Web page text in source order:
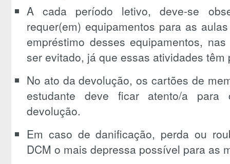
A cada período letivo, deve-se
requer(em) equipamentos para as
empréstimo desses equipamentos,
ser evitado, já que essas atividades têm
No ato da devolução, os cartões de
estudante deve ficar atento/a
devolução.
Em caso de danificação, perda ou
DCM o mais depressa possível para as